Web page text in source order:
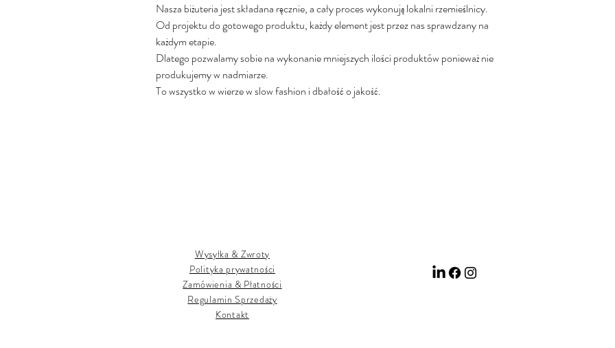
Nasza biżuteria jest składana ręcznie, a cały proces wykonują lokalni rzemieślnicy.
Od projektu do gotowego produktu, każdy element jest przez nas sprawdzany na
każdym etapie.
Dlatego pozwalamy sobie na wykonanie mniejszych ilości produktów ponieważ nie
produkujemy w nadmiarze.
To wszystko w wierze w slow fashion i dbałość o jakość.
Wysyłka & Zwroty
Polityka prywatności
Zamówienia & Płatności
Regulamin Sprzedaży
Kontakt